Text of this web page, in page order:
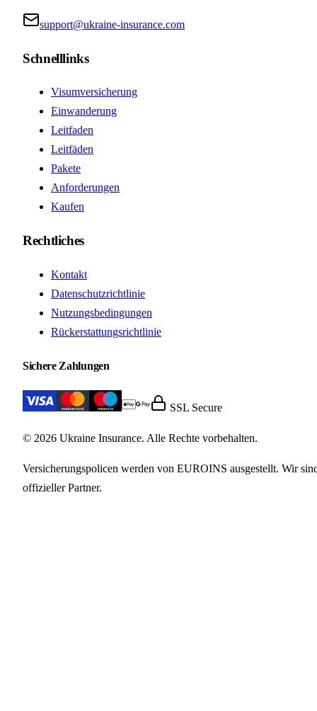
support@ukraine-insurance.com
Schnelllinks
Visumversicherung
Einwanderung
Leitfaden
Leitfäden
Pakete
Anforderungen
Kaufen
Rechtliches
Kontakt
Datenschutzrichtlinie
Nutzungsbedingungen
Rückerstattungsrichtlinie
Sichere Zahlungen
SSL Secure
© 2026 Ukraine Insurance. Alle Rechte vorbehalten.
Versicherungspolicen werden von EUROINS ausgestellt. Wir
offizieller Partner.